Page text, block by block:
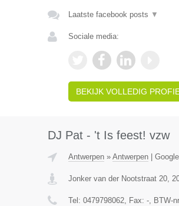
Laatste facebook posts ▼
Sociale media:
BEKIJK VOLLEDIG
DJ Pat - 't Is feest! vzw
Antwerpen» Antwerpen|
Jonker van der Nootstraat 20,
Tel: 0479798062, Fax: -, BTW-